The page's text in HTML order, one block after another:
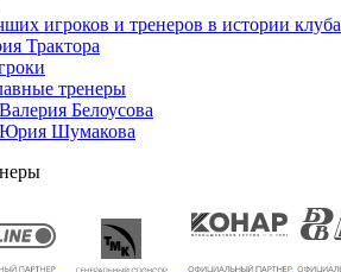
игроков и тренеров в истории клуба
Трактора
тренеры
Белоусова
Шумакова